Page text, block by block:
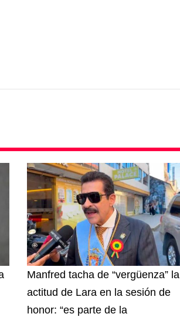
Manfred tacha de “vergüenza” la
actitud de Lara en la sesión de
honor: “es parte de la